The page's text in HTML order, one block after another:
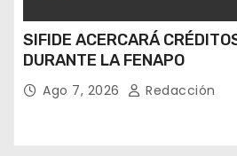
SIFIDE ACERCARÁ
DURANTE LA FENAPO
Ago 7, 2026 Redacción